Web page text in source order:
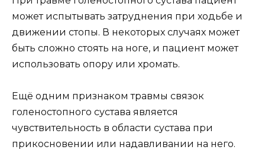
может испытывать затруднения при ходьбе и
движении стопы. В некоторых случаях может
быть сложно стоять на ноге, и пациент может
использовать опору или хромать.
Ещё одним признаком травмы связок
голеностопного сустава является
чувствительность в области сустава при
прикосновении или надавливании на него.